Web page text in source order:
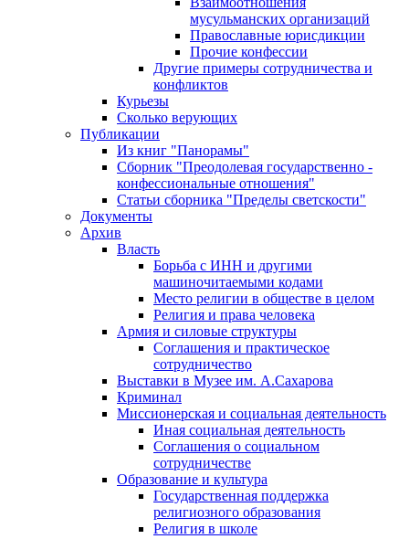
мусульманских организаций
Православные юрисдикции
Прочие конфессии
Другие примеры сотрудничества и
конфликтов
Курьезы
Сколько верующих
Публикации
Из книг "Панорамы"
Сборник "Преодолевая государственно -
конфессиональные отношения"
Статьи сборника "Пределы светскости"
Документы
Архив
Власть
Борьба с ИНН и другими
машиночитаемыми кодами
Место религии в обществе в целом
Религия и права человека
Армия и силовые структуры
Соглашения и практическое
сотрудничество
Выставки в Музее им. А.Сахарова
Криминал
Миссионерская и социальная деятельность
Иная социальная деятельность
Соглашения о социальном
сотрудничестве
Образование и культура
Государственная поддержка
религиозного образования
Религия в школе